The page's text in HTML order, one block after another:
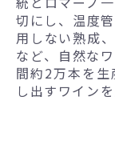
切にし、温度
用しない熟成
など、自然な
間約2万本を
し出すワイン